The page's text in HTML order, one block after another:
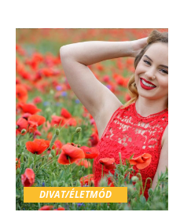
DIVAT/ÉLETMÓD